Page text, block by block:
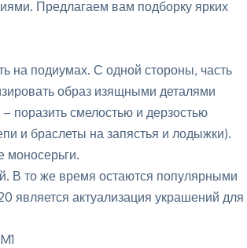
Предлагаем вам подборку ярких
на подиумах. С одной стороны, часть
образ изящными деталями
поразить смелостью и дерзостью
и браслеты на запястья и лодыжки).
моносерьги.
В то же время остаются популярными
является актуализация украшений для